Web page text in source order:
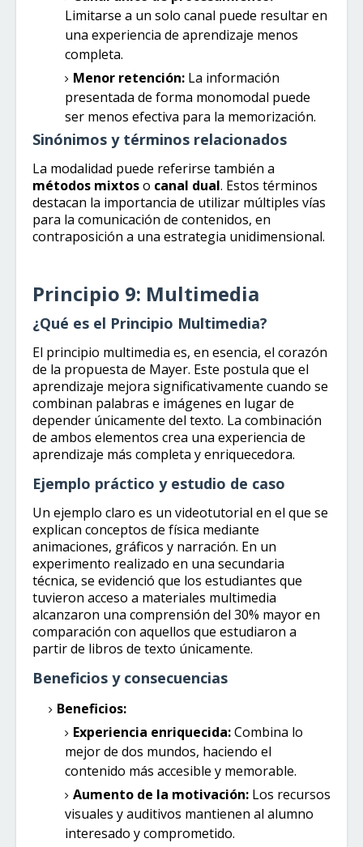
Limitarse a un solo canal puede resultar en
una experiencia de aprendizaje menos
completa.
Menor retención: La información
presentada de forma monomodal puede
ser menos efectiva para la memorización.
Sinónimos y términos relacionados
La modalidad puede referirse también a
métodos mixtoso canal dual. Estos términos
destacan la importancia de utilizar múltiples vías
para la comunicación de contenidos, en
contraposición a una estrategia unidimensional.
Principio 9: Multimedia
¿Qué es el Principio Multimedia?
El principio multimedia es, en esencia, el corazón
de la propuesta de Mayer. Este postula que el
aprendizaje mejora significativamente cuando se
combinan palabras e imágenes en lugar de
depender únicamente del texto. La combinación
de ambos elementos crea una experiencia de
aprendizaje más completa y enriquecedora.
Ejemplo práctico y estudio de caso
Un ejemplo claro es un videotutorial en el que se
explican conceptos de física mediante
animaciones, gráficos y narración. En un
experimento realizado en una secundaria
técnica, se evidenció que los estudiantes que
tuvieron acceso a materiales multimedia
alcanzaron una comprensión del 30% mayor en
comparación con aquellos que estudiaron a
partir de libros de texto únicamente.
Beneficios y consecuencias
Beneficios:
Experiencia enriquecida:Combina lo
mejor de dos mundos, haciendo el
contenido más accesible y memorable.
Aumento de la motivación: Los recursos
visuales y auditivos mantienen al alumno
interesado y comprometido.